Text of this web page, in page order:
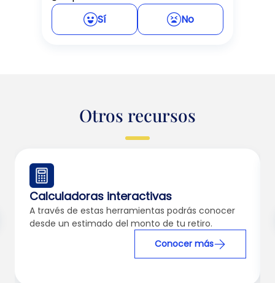
Sí
No
Otros recursos
Calculadoras interactivas
A través de estas herramientas podrás conocer
desde un estimado del monto de tu retiro.
Conocer más